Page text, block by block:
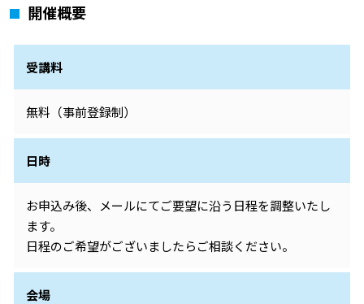
開催概要
受講料
無料（事前登録制）
日時
お申込み後、メールにてご要望に沿う日程を調整いたし
ます。
日程のご希望がございましたらご相談ください。
会場